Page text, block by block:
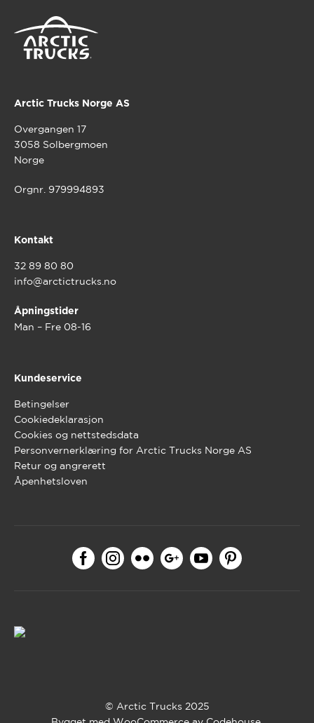
Arctic Trucks Norge AS
Overgangen 17
3058 Solbergmoen
Norge
Orgnr. 979994893
Kontakt
32 89 80 80
info@arctictrucks.no
Åpningstider
Man – Fre 08-16
Kundeservice
Betingelser
Cookiedeklarasjon
Cookies og nettstedsdata
Personvernerklæring for Arctic Trucks Norge AS
Retur og angrerett
Åpenhetsloven
© Arctic Trucks 2025